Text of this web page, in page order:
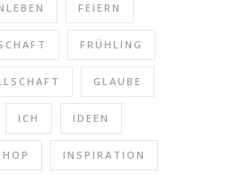
FEIERN
FRÜHLING
GLAUBE
ICH IDEEN
INSPIRATION